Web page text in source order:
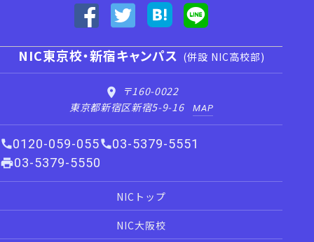
NIC東京校・新宿キャンパス (併設 NIC高校部)
〒160-0022
東京都新宿区新宿5-9-16
MAP
0120-059-055
03-5379-5551
03-5379-5550
NICトップ
NIC大阪校